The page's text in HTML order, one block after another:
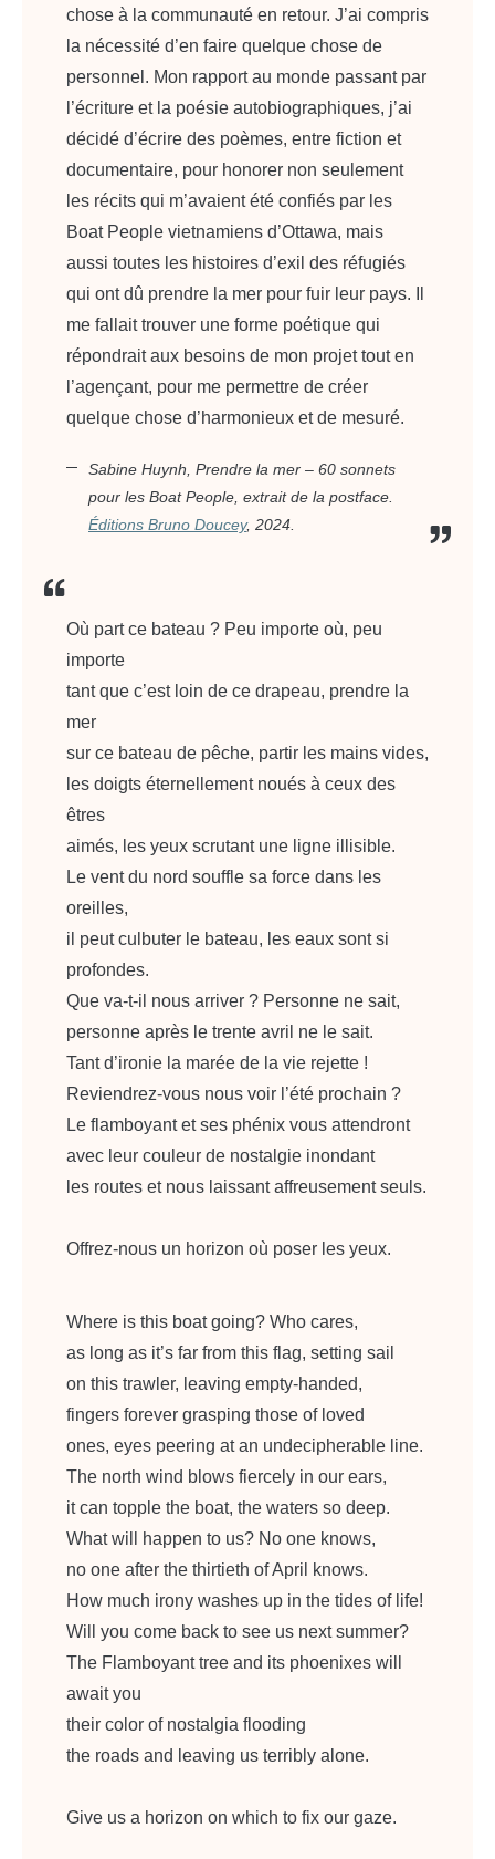
chose à la communauté en retour. J’ai compris
la nécessité d’en faire quelque chose de
personnel. Mon rapport au monde passant par
l’écriture et la poésie autobiographiques, j’ai
décidé d’écrire des poèmes, entre fiction et
documentaire, pour honorer non seulement
les récits qui m’avaient été confiés par les
Boat People vietnamiens d’Ottawa, mais
aussi toutes les histoires d’exil des réfugiés
qui ont dû prendre la mer pour fuir leur pays. Il
me fallait trouver une forme poétique qui
répondrait aux besoins de mon projet tout en
l’agençant, pour me permettre de créer
quelque chose d’harmonieux et de mesuré.
Sabine Huynh, Prendre la mer – 60 sonnets
pour les Boat People , extrait de la postface.
Éditions Bruno Doucey, 2024.
Où part ce bateau ? Peu importe où, peu
importe
tant que c’est loin de ce drapeau, prendre la
mer
sur ce bateau de pêche, partir les mains vides,
les doigts éternellement noués à ceux des
êtres
aimés, les yeux scrutant une ligne illisible.
Le vent du nord souffle sa force dans les
oreilles,
il peut culbuter le bateau, les eaux sont si
profondes.
Que va-t-il nous arriver ? Personne ne sait,
personne après le trente avril ne le sait.
Tant d’ironie la marée de la vie rejette !
Reviendrez-vous nous voir l’été prochain ?
Le flamboyant et ses phénix vous attendront
avec leur couleur de nostalgie inondant
les routes et nous laissant affreusement seuls.
Offrez-nous un horizon où poser les yeux.
Where is this boat going? Who cares,
as long as it’s far from this flag, setting sail
on this trawler, leaving empty-handed,
fingers forever grasping those of loved
ones, eyes peering at an undecipherable line.
The north wind blows fiercely in our ears,
it can topple the boat, the waters so deep.
What will happen to us? No one knows,
no one after the thirtieth of April knows.
How much irony washes up in the tides of life!
Will you come back to see us next summer?
The Flamboyant tree and its phoenixes will
await you
their color of nostalgia flooding
the roads and leaving us terribly alone.
Give us a horizon on which to fix our gaze.